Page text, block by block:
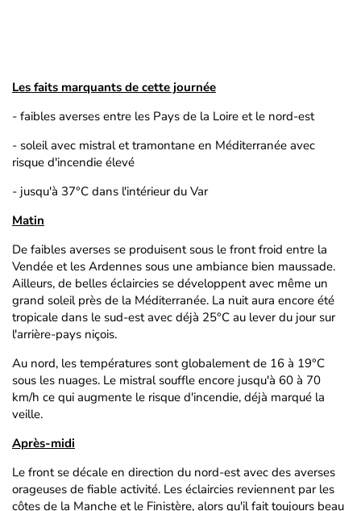
Les faits marquants de cette journée
- faibles averses entre les Pays de la Loire et le nord-est
- soleil avec mistral et tramontane en Méditerranée avec
risque d'incendie élevé
- jusqu'à 37°C dans l'intérieur du Var
Matin
De faibles averses se produisent sous le front froid entre la
Vendée et les Ardennes sous une ambiance bien maussade.
Ailleurs, de belles éclaircies se développent avec même un
grand soleil près de la Méditerranée. La nuit aura encore été
tropicale dans le sud-est avec déjà 25°C au lever du jour sur
l'arrière-pays niçois.
Au nord, les températures sont globalement de 16 à 19°C
sous les nuages. Le mistral souffle encore jusqu'à 60 à 70
km/h ce qui augmente le risque d'incendie, déjà marqué la
veille.
Après-midi
Le front se décale en direction du nord-est avec des averses
orageuses de fiable activité. Les éclaircies reviennent par les
côtes de la Manche et le Finistère, alors qu'il fait toujours beau